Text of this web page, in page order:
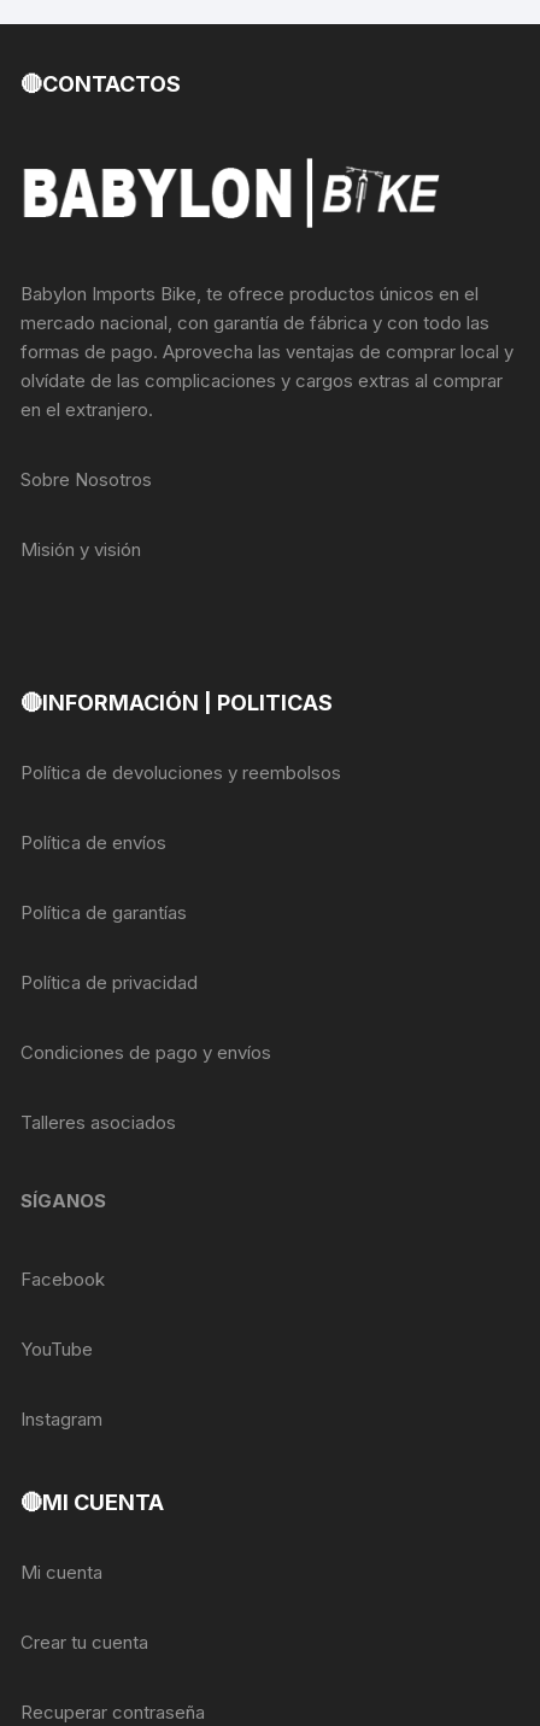
🔴CONTACTOS
Babylon Imports Bike, te ofrece productos únicos en el
mercado nacional, con garantía de fábrica y con todo las
formas de pago. Aprovecha las ventajas de comprar local y
olvídate de las complicaciones y cargos extras al comprar
en el extranjero.
Sobre Nosotros
Misión y visión
🔴INFORMACIÓN | POLITICAS
Política de devoluciones y reembolsos
Política de envíos
Política de garantías
Política de privacidad
Condiciones de pago y envíos
Talleres asociados
SÍGANOS
Facebook
YouTube
Instagram
🔴MI CUENTA
Mi cuenta
Crear tu cuenta
Recuperar contraseña